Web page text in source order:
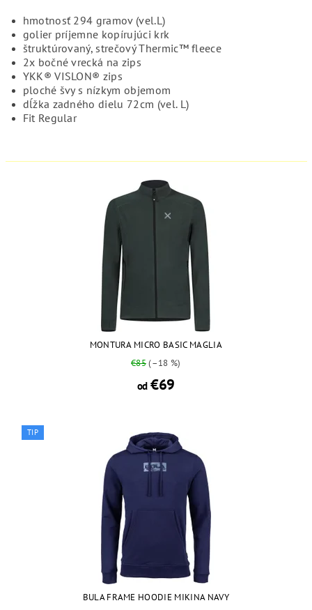
hmotnosť 294 gramov (vel.L)
golier príjemne kopírujúci krk
štruktúrovaný, strečový Thermic™ fleece
2x bočné vrecká na zips
YKK® VISLON® zips
ploché švy s nízkym objemom
dĺžka zadného dielu 72cm (vel. L)
Fit Regular
MONTURA MICRO BASIC MAGLIA
€85(–18 %)
od€69
TIP
BULA FRAME HOODIE MIKINA NAVY